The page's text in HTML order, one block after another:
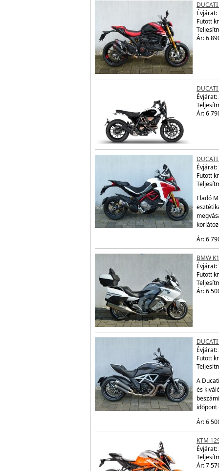
Évjárat:
Futott
Ár: 6
Évjárat:
Ár: 6
Évjárat:
Futott
Eladó
Ár: 6
BMW
Évjárat:
Futott
Ár: 6
Évjárat:
Futott
A
és
időpont
Ár: 6
KTM
Évjárat:
Ár: 7